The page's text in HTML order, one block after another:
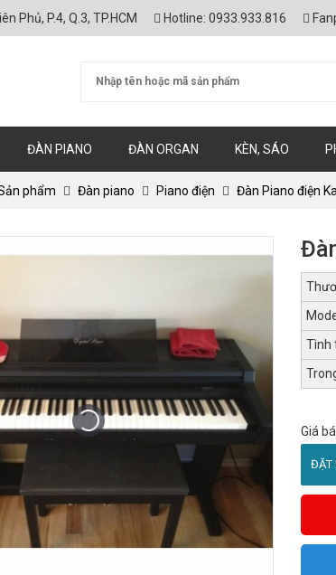
Phủ, P.4, Q.3, TP.HCM Hotline: 0933.933.816
ĐÀN PIANO ĐÀN ORGAN KÈN, SÁO
phẩm Đàn piano Piano điện Đàn Piano điện
Tình
Giá
ĐẶT